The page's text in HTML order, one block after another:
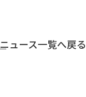
ニュース一覧へ戻る